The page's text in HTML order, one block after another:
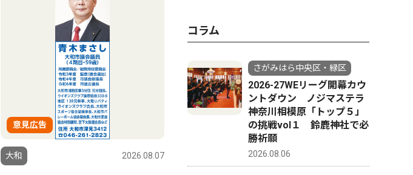
意見広告
大和 2026.08.07
コラム
さがみはら中央区・緑区
2026-27WEリーグ開幕カウ
ントダウン ノジマステラ
神奈川相模原「トップ５」
の挑戦vol１ 鈴鹿神社で必
勝祈願
2026.08.06